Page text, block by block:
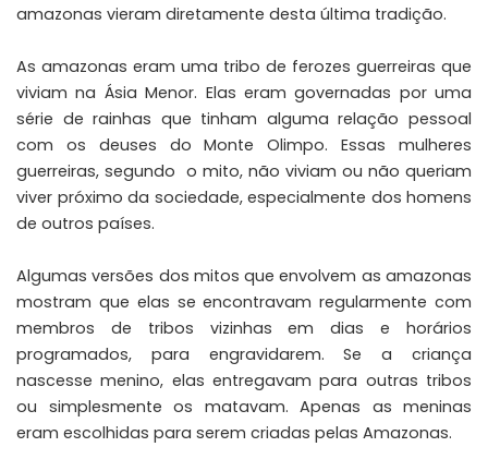
amazonas vieram diretamente desta última tradição.
As amazonas eram uma tribo de ferozes guerreiras que
viviam na Ásia Menor. Elas eram governadas por uma
série de rainhas que tinham alguma relação pessoal
com os deuses do Monte Olimpo. Essas mulheres
guerreiras, segundo o mito, não viviam ou não queriam
viver próximo da sociedade, especialmente dos homens
de outros países.
Algumas versões dos mitos que envolvem as amazonas
mostram que elas se encontravam regularmente com
membros de tribos vizinhas em dias e horários
programados, para engravidarem. Se a criança
nascesse menino, elas entregavam para outras tribos
ou simplesmente os matavam. Apenas as meninas
eram escolhidas para serem criadas pelas Amazonas.